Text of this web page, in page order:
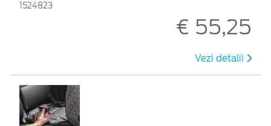
1524823
€ 55,25
Vezi detalii